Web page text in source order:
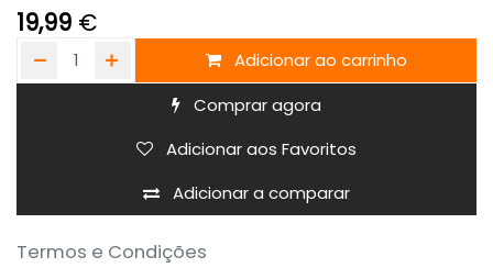
19,99 €
Adicionar ao carrinho
Comprar agora
Adicionar a comparar
Adicionar aos Favoritos
Termos e Condições